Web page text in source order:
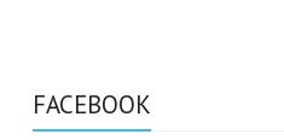
FACEBOOK